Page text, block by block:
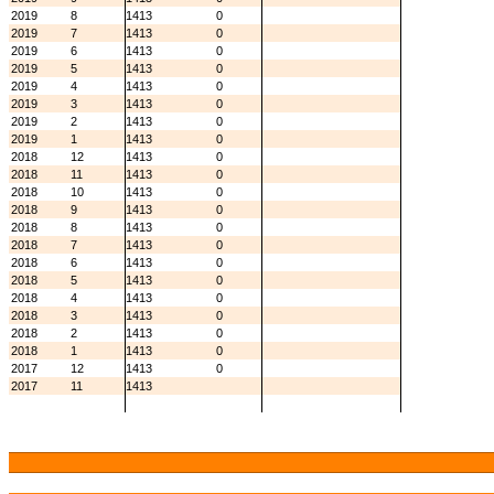
2019
8 1413
0
2019
7 1413
0
2019
6 1413
0
2019
5 1413
0
2019
4 1413
0
2019
3 1413
0
2019
2 1413
0
2019
1 1413
0
2018
12 1413
0
2018
11 1413
0
2018
10 1413
0
2018
9 1413
0
2018
8 1413
0
2018
7 1413
0
2018
6 1413
0
2018
5 1413
0
2018
4 1413
0
2018
3 1413
0
2018
2 1413
0
2018
1 1413
0
2017
12 1413
0
2017
11 1413